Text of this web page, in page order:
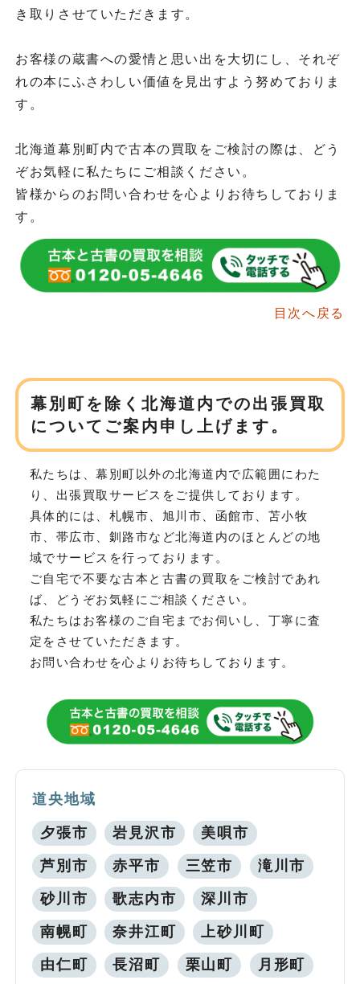
き取りさせていただきます。
お客様の蔵書への愛情と思い出を大切にし、それぞ
れの本にふさわしい価値を見出すよう努めておりま
す。
北海道幕別町内で古本の買取をご検討の際は、どう
ぞお気軽に私たちにご相談ください。
皆様からのお問い合わせを心よりお待ちしておりま
す。
目次へ戻る
幕別町を除く北海道内での出張買取
についてご案内申し上げます。
私たちは、幕別町以外の北海道内で広範囲にわた
り、 出張買取サービスをご提供しております。
具体的には、札幌市、旭川市、函館市、苫小牧
市、帯広市、釧路市など北海道内のほとんどの地
域でサービスを行っております。
ご自宅で不要な古本と古書の買取をご検討であれ
ば、どうぞお気軽にご相談ください。
私たちはお客様のご自宅までお伺いし、丁寧に査
定をさせていただきます。
お問い合わせを心よりお待ちしております。
道央地域
夕張市 岩見沢市 美唄市
芦別市 赤平市 三笠市 滝川市
砂川市 歌志内市 深川市
南幌町 奈井江町 上砂川町
由仁町 長沼町 栗山町 月形町